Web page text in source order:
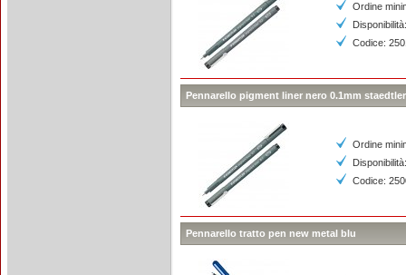
Ordine
Codice:
Pennarello pigment liner nero 0.1mm staedtler
Ordine
Codice:
Pennarello tratto pen new metal blu